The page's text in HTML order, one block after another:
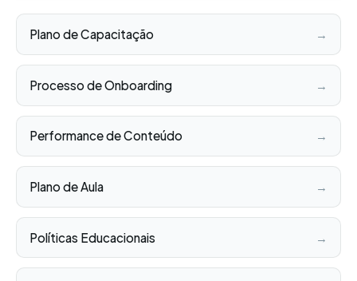
Plano de Capacitação →
Processo de Onboarding →
Performance de Conteúdo →
Plano de Aula →
Políticas Educacionais →